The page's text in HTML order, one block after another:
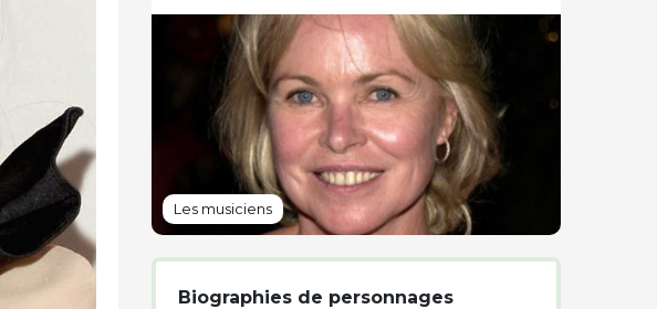
Les musiciens
Biographies de personnages